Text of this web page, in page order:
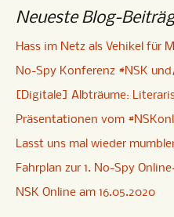
Neueste Blog-
Hass im Netz als Vehikel für
No-Spy Konferenz #NSK
[Digitale] Albträume:
Präsentationen vom
Lasst uns mal wieder
Fahrplan zur 1. No-Spy
NSK Online am 16.05.2020